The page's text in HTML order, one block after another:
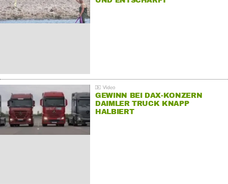
GEWINN BEI DAX-KONZERN
DAIMLER TRUCK KNAPP
HALBIERT